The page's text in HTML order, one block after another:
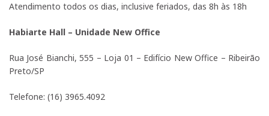
Atendimento todos os dias, inclusive feriados, das 8h às 18h
Habiarte Hall – Unidade New Office
Rua José Bianchi, 555 – Loja 01 – Edifício New Office – Ribeirão
Preto/SP
Telefone: (16) 3965.4092